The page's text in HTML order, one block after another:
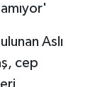
Aslı
cep